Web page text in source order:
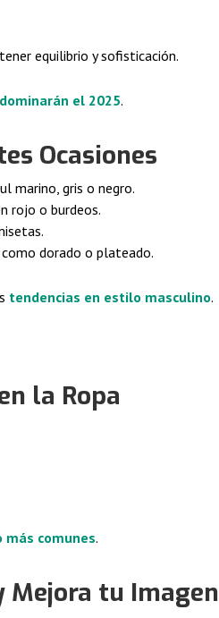
equilibrio y sofisticación.
el 2025.
Ocasiones
marino, gris o negro.
rojo o burdeos.
dorado o plateado.
tendencias en estilo masculino.
la Ropa
comunes.
Mejora tu Imagen